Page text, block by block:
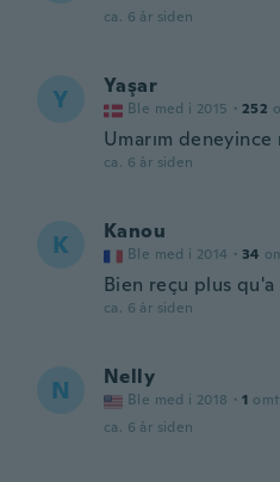
ca. 6 år siden
Y Yaşar
Ble med i 2015 · 252
Umarım deneyince
ca. 6 år siden
K Kanou
Ble med i 2014 · 34
Bien reçu plus qu'a
ca. 6 år siden
N Nelly
Ble med i 2018 · 1
ca. 6 år siden